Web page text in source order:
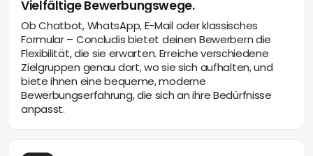
Vielfältige Bewerbungswege.
Ob Chatbot, WhatsApp, E-Mail oder klassisches
Formular – Concludis bietet deinen Bewerbern die
Flexibilität, die sie erwarten. Erreiche verschiedene
Zielgruppen genau dort, wo sie sich aufhalten, und
biete ihnen eine bequeme, moderne
Bewerbungserfahrung, die sich an ihre Bedürfnisse
anpasst.